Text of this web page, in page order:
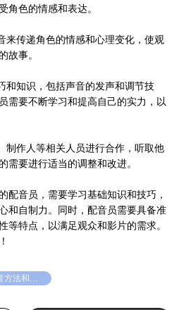
角色的情感和表达。
来传递角色的情感和心理变化，使观
故事。
和知识，包括声音的发声和调节技
需要不断学习和提高自己的实力，以
制作人等相关人员进行合作，听取他
需要进行适当的调整和改进。
配音员，需要学习基础知识和技巧，
和自制力。同时，配音员需要具备准
等特点，以满足观众和影片的需求。